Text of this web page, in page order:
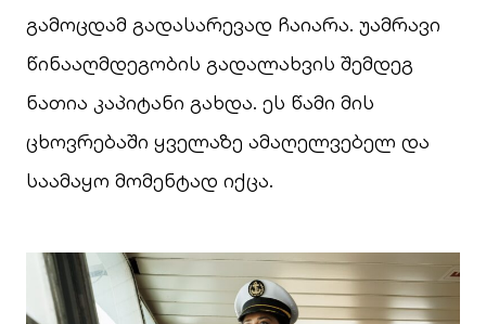
გამოცდამ გადასარევად ჩაიარა. უამრავი
წინააღმდეგობის გადალახვის შემდეგ
ნათია კაპიტანი გახდა. ეს წამი მის
ცხოვრებაში ყველაზე ამაღელვებელ და
საამაყო მომენტად იქცა.